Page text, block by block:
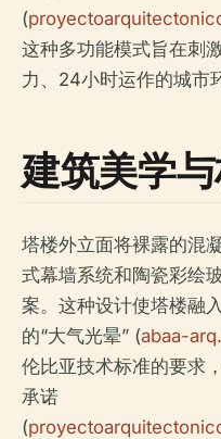
(
这种多功能模式旨在刺
力、24小时运作的城市
建筑美学
塔楼外立面将裸露的混
式幕墙系统和陶瓷彩绘
案。这种设计使塔楼融
的“大气光晕” (abaa-
伦比亚技术标准的要求
承诺
(